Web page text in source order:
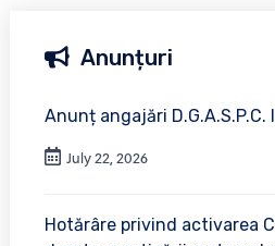
Anunțuri
Anunț angajări D.G.A.S.P.C.
July 22, 2026
Hotărâre privind activarea